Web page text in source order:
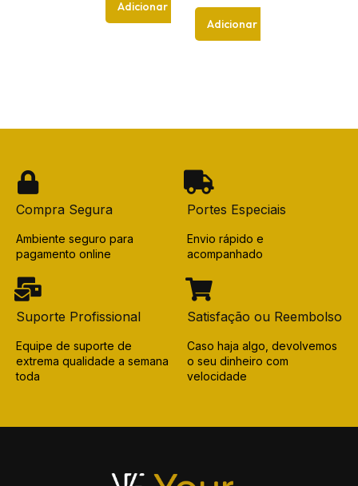
Adicionar
Adicionar
Compra Segura
Ambiente seguro para
pagamento online
Portes Especiais
Envio rápido e
acompanhado
Suporte Profissional
Equipe de suporte de
extrema qualidade a semana
toda
Satisfação ou Reembolso
Caso haja algo, devolvemos
o seu dinheiro com
velocidade